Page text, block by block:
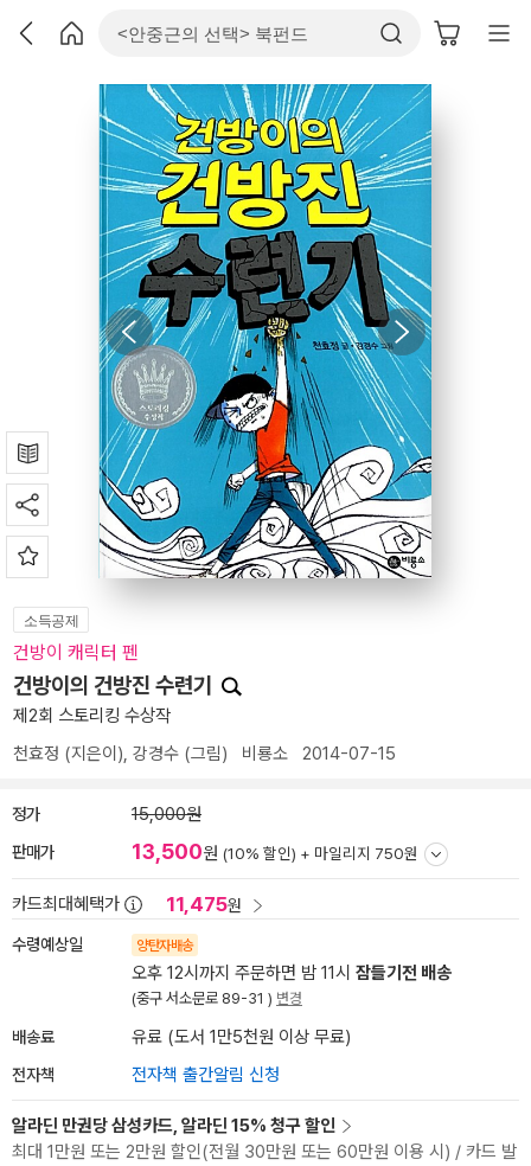
소득공제
건방이 캐릭터 펜
건방이의 건방진 수련기
제2회 스토리킹 수상작
천효정 (지은이), 강경수 (그림) 비룡소 2014-07-15
정가 15,000원
판매가 13,500원 (10% 할인) + 마일리지 750원
카드최대혜택가 11,475원
수령예상일 양탄자배송
오후 12시까지 주문하면 밤 11시 잠들기전 배송
(중구 서소문로 89-31 ) 변경
배송료 유료 (도서 1만5천원 이상 무료)
전자책 전자책 출간알림 신청
알라딘 만권당 삼성카드, 알라딘 15% 청구 할인
최대 1만원 또는 2만원 할인(전월 30만원 또는 60만원 이용 시) / 카드 발